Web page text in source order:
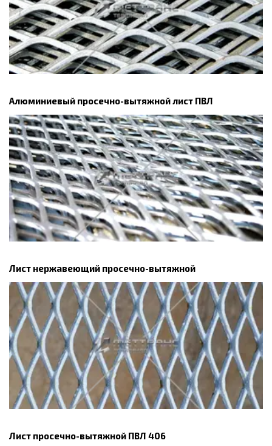
Алюминиевый просечно-вытяжной лист ПВЛ
Лист нержавеющий просечно-вытяжной
Лист просечно-вытяжной ПВЛ 406